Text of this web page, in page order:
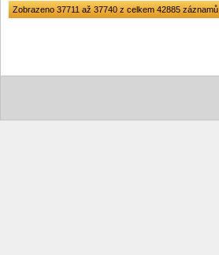
Zobrazeno 37711 až 37740 z celkem 42885 záznamů